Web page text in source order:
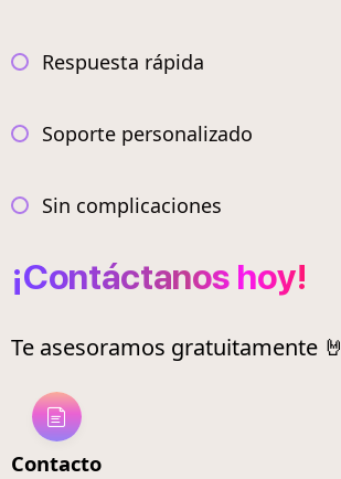
Respuesta rápida
Soporte personalizado
Sin complicaciones
¡Contáctanos hoy!
Te asesoramos gratuitamente 🤘
Contacto